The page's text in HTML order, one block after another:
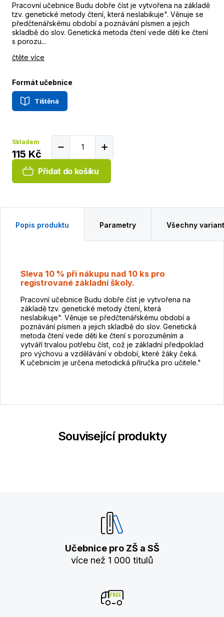
Pracovní učebnice Budu dobře číst je vytvořena na základě
tzv. genetické metody čtení, která neslabikuje". Věnuje se
předčtenářskému období a poznávání písmen a jejich
skladbě do slov. Genetická metoda čtení vede děti ke čtení
s porozu...
čtěte více
Formát učebnice
Tištěná
Skladem
115 Kč
Přidat do košíku
Popis produktu Parametry Všechny
Sleva 10 % při nákupu nad 10 ks pro
registrované základní školy.
Pracovní učebnice Budu dobře číst je vytvořena na
základě tzv. genetické metody čtení, která
neslabikuje". Věnuje se předčtenářskému období a
poznávání písmen a jejich skladbě do slov. Genetická
metoda čtení vede děti ke čtení s porozuměním a
vytváří trvalou potřebu číst, což je základní předpoklad
pro výchovu a vzdělávání v období, které žáky čeká.
K učebnicím je určena metodická příručka pro učitele."
Související produkty
Učebnice pro ZŠ a SŠ
více než 1 000 titulů